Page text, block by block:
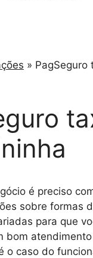
» PagSeguro
é preciso
sobre formas
para que
bom
o caso do